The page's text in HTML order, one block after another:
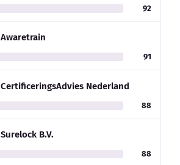
92
Awaretrain
91
CertificeringsAdvies Nederland
88
Surelock B.V.
88